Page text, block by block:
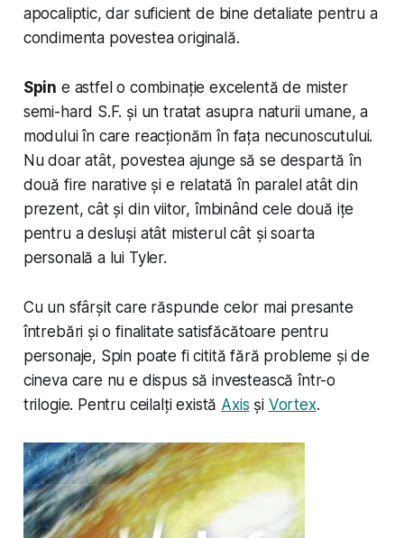
apocaliptic, dar suficient de bine detaliate pentru a
condimenta povestea originală.
Spin e astfel o combinație excelentă de mister
semi-hard S.F. și un tratat asupra naturii umane, a
modului în care reacționăm în fața necunoscutului.
Nu doar atât, povestea ajunge să se despartă în
două fire narative și e relatată în paralel atât din
prezent, cât și din viitor, îmbinând cele două ițe
pentru a desluși atât misterul cât și soarta
personală a lui Tyler.
Cu un sfârșit care răspunde celor mai presante
întrebări și o finalitate satisfăcătoare pentru
personaje, Spin poate fi citită fără probleme și de
cineva care nu e dispus să investească într-o
trilogie. Pentru ceilalți există Axis și Vortex.